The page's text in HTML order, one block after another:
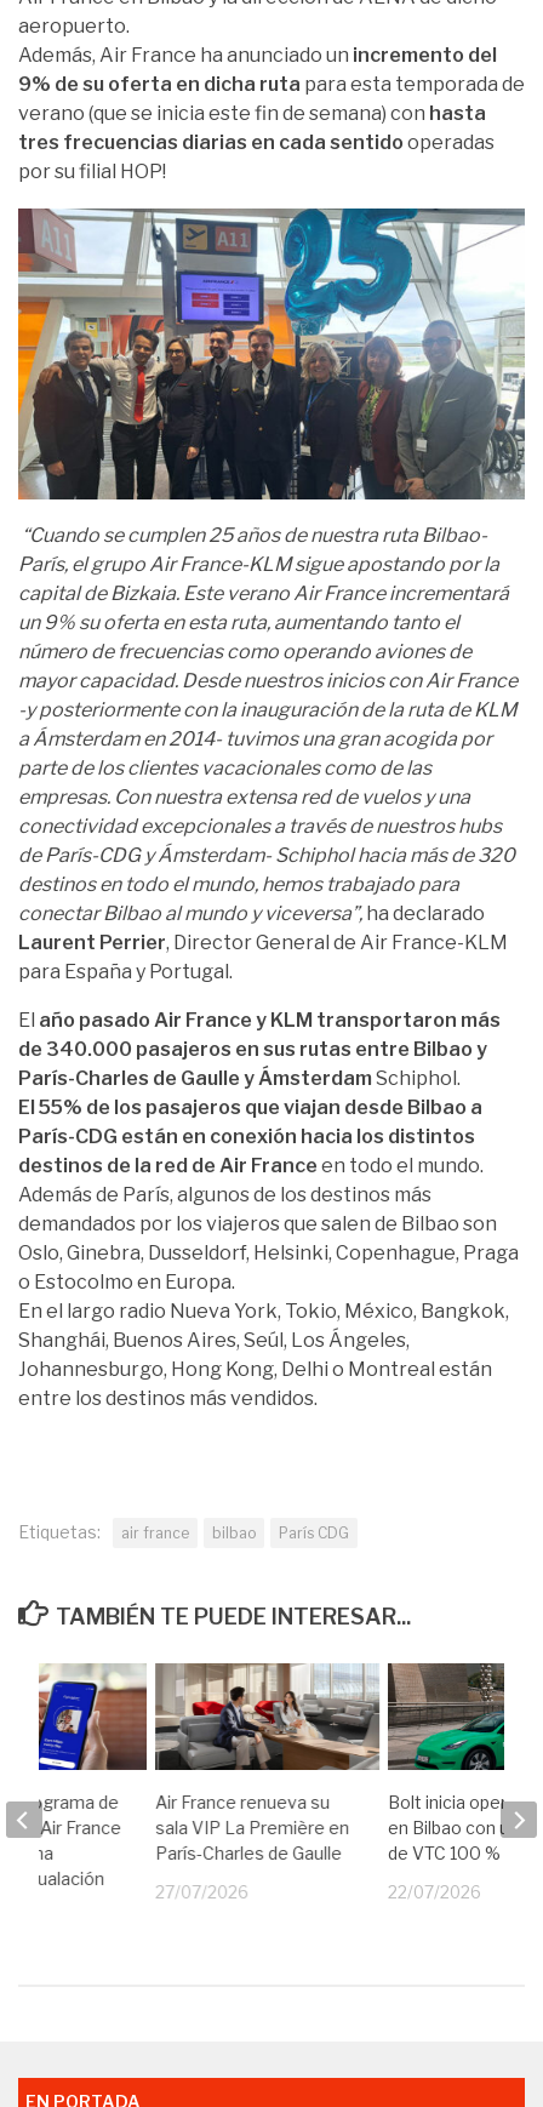
aeropuerto.
Además, Air France ha anunciado un incremento del
9% de su oferta en dicha ruta para esta temporada de
verano (que se inicia este fin de semana) con hasta
tres frecuencias diarias en cada sentido operadas
por su filial HOP!
“Cuando se cumplen 25 años de nuestra ruta Bilbao-
París, el grupo Air France-KLM sigue apostando por la
capital de Bizkaia. Este verano Air France incrementará
un 9% su oferta en esta ruta, aumentando tanto el
número de frecuencias como operando aviones de
mayor capacidad. Desde nuestros inicios con Air France
-y posteriormente con la inauguración de la ruta de KLM
a Ámsterdam en 2014- tuvimos una gran acogida por
parte de los clientes vacacionales como de las
empresas. Con nuestra extensa red de vuelos y una
conectividad excepcionales a través de nuestros hubs
de París-CDG y Ámsterdam- Schiphol hacia más de 320
destinos en todo el mundo, hemos trabajado para
conectar Bilbao al mundo y viceversa”, ha declarado
Laurent Perrier, Director General de Air France-KLM
para España y Portugal.
El año pasado Air France y KLM transportaron más
de 340.000 pasajeros en sus rutas entre Bilbao y
París-Charles de Gaulle y Ámsterdam Schiphol.
El 55% de los pasajeros que viajan desde Bilbao a
París-CDG están en conexión hacia los distintos
destinos de la red de Air France en todo el mundo.
Además de París, algunos de los destinos más
demandados por los viajeros que salen de Bilbao son
Oslo, Ginebra, Dusseldorf, Helsinki, Copenhague, Praga
o Estocolmo en Europa.
En el largo radio Nueva York, Tokio, México, Bangkok,
Shanghái, Buenos Aires, Seúl, Los Ángeles,
Johannesburgo, Hong Kong, Delhi o Montreal están
entre los destinos más vendidos.
Etiquetas: air france bilbao París CDG
TAMBIÉN TE PUEDE INTERESAR...
Air France renueva su
sala VIP La Première en
París-Charles de Gaulle
27/07/2026
Bolt inicia
en Bilbao con una
de VTC 100 %
22/07/2026
programa de
de Air France
una
igualación
EN PORTADA